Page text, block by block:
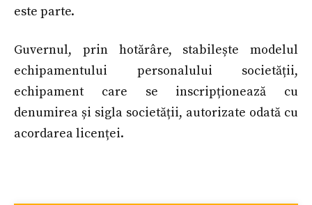
este parte.
Guvernul, prin hotărâre, stabilește modelul
echipamentului personalului societății,
echipament care se inscripționează cu
denumirea și sigla societății, autorizate odată cu
acordarea licenței.